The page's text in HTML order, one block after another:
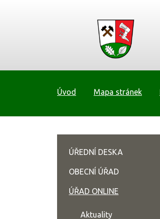
Úvod Mapa stránek
ÚŘEDNÍ DESKA
OBECNÍ ÚŘAD
ÚŘAD ONLINE
Aktuality